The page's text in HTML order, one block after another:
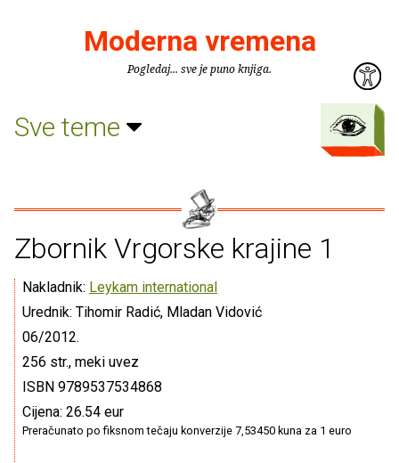
Moderna vremena
Pogledaj... sve je puno knjiga.
Sve teme
Zbornik Vrgorske krajine 1
Nakladnik: Leykam international
Urednik: Tihomir Radić, Mladan Vidović
06/2012.
256 str., meki uvez
ISBN 9789537534868
Cijena: 26.54 eur
Preračunato po fiksnom tečaju konverzije 7,53450 kuna za 1 euro